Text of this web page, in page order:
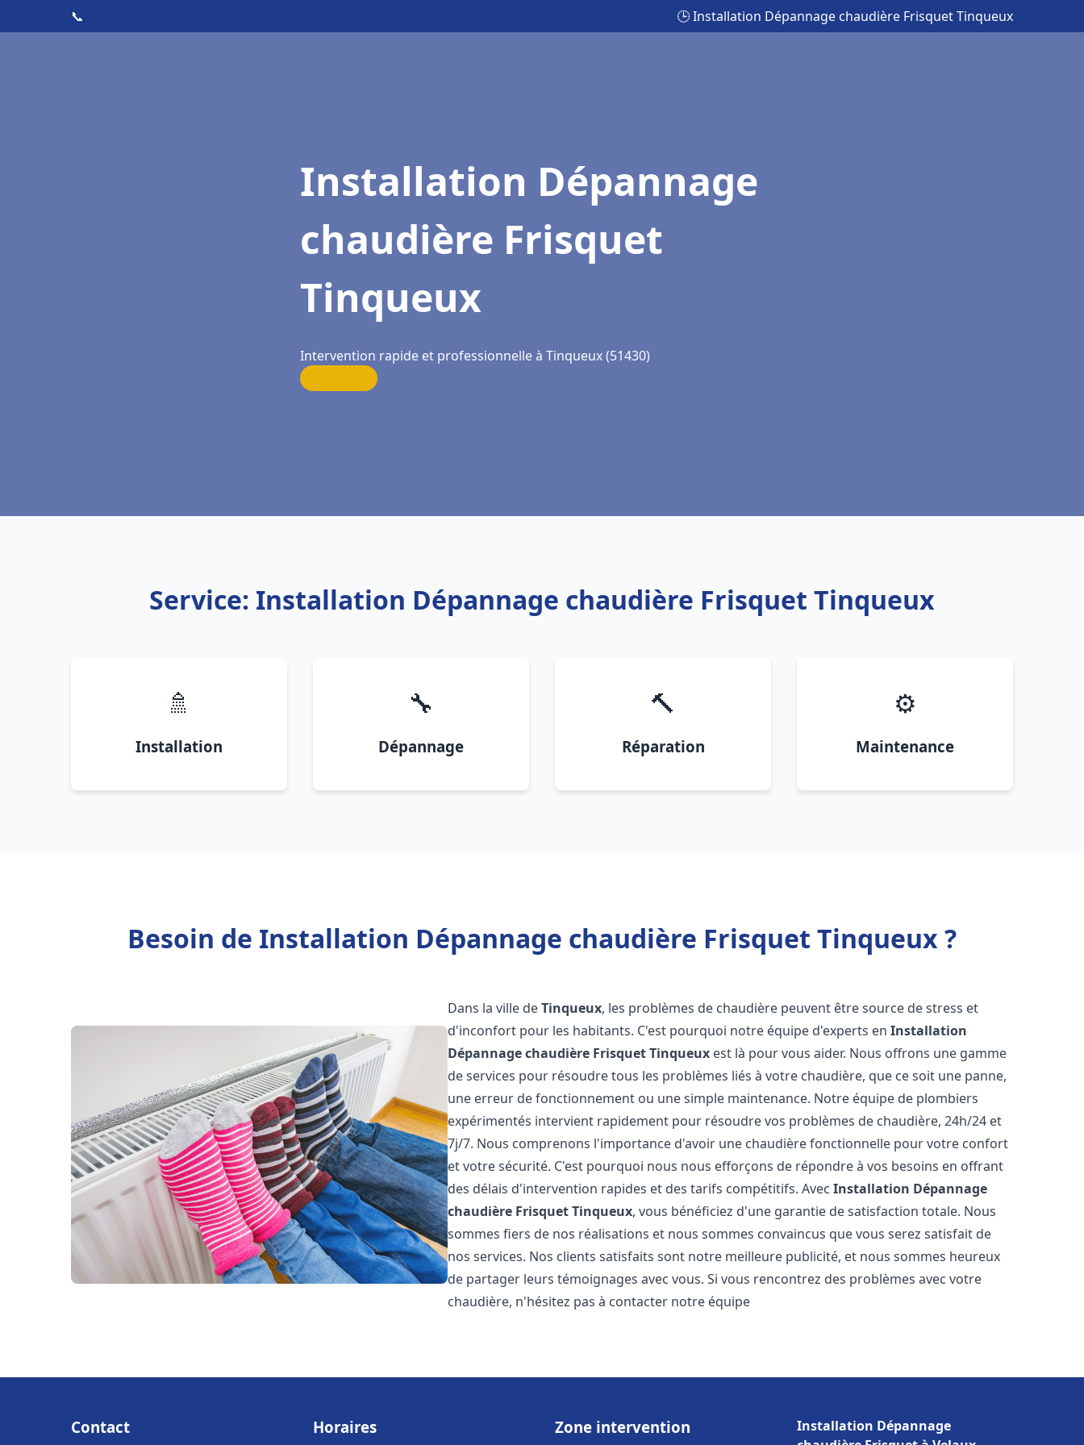
📞 🕒 Installation Dépannage chaudière Frisquet Tinqueux
Installation Dépannage
chaudière Frisquet
Tinqueux
Intervention rapide et professionnelle à Tinqueux (51430)
Service: Installation Dépannage chaudière Frisquet Tinqueux
🚿
Installation
🔧
Dépannage
🔨
Réparation
⚙️
Maintenance
Besoin de Installation Dépannage chaudière Frisquet Tinqueux ?
Dans la ville deTinqueux, les problèmes de chaudière peuvent être source de stress et
d'inconfort pour les habitants. C'est pourquoi notre équipe d'experts enInstallation
Dépannage chaudière FrisquetTinqueux est là pour vous aider. Nous offrons une gamme
de services pour résoudre tous les problèmes liés à votre chaudière, que ce soit une panne,
une erreur de fonctionnement ou une simple maintenance. Notre équipe de plombiers
expérimentés intervient rapidement pour résoudre vos problèmes de chaudière, 24h/24 et
7j/7. Nous comprenons l'importance d'avoir une chaudière fonctionnelle pour votre confort
et votre sécurité. C'est pourquoi nous nous efforçons de répondre à vos besoins en offrant
des délais d'intervention rapides et des tarifs compétitifs. AvecInstallation Dépannage
chaudière FrisquetTinqueux, vous bénéficiez d'une garantie de satisfaction totale. Nous
sommes fiers de nos réalisations et nous sommes convaincus que vous serez satisfait de
nos services. Nos clients satisfaits sont notre meilleure publicité, et nous sommes heureux
de partager leurs témoignages avec vous. Si vous rencontrez des problèmes avec votre
chaudière, n'hésitez pas à contacter notre équipe
Contact Horaires Zone intervention
Installation Dépannage